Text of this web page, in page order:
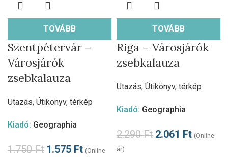
TOVÁBB
Szentpétervár –
Városjárók
zsebkalauza
Utazás, Útikönyv, térkép
Kiadó: Geographia
1.750Ft 1.575 Ft (Online
TOVÁBB
Riga – Városjárók
zsebkalauza
Utazás, Útikönyv, térkép
Kiadó: Geographia
2.290Ft 2.061 Ft (Online
ár)